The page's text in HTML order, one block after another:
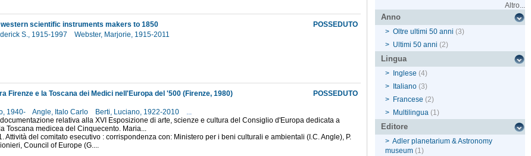
POSSEDUTO
scientific instruments makers to 1850
S., 1915-1997
Webster, Marjorie, 1915-2011
POSSEDUTO
Firenze e la Toscana dei Medici nell'Europa del '500 (Firenze, 1980)
1940-
Angle, Italo Carlo Berti, Luciano, 1922-2010
...
relativa alla XVI Esposizione di arte, scienze e cultura del Consiglio d'Europa dedicata a
Toscana medicea del Cinquecento. Maria...
Attività del comitato esecutivo : corrispondenza con: Ministero per i beni culturali e ambientali (I.C. Angle), P.
Council of Europe (G....
Altro...
Anno
> Oltre ultimi 50 anni (3)
> Ultimi 50 anni (2)
Lingua
> Inglese (4)
>
Italiano (3)
> Francese (2)
> Multilingua (1)
Editore
> Adler planetarium & Astronomy
museum (1)